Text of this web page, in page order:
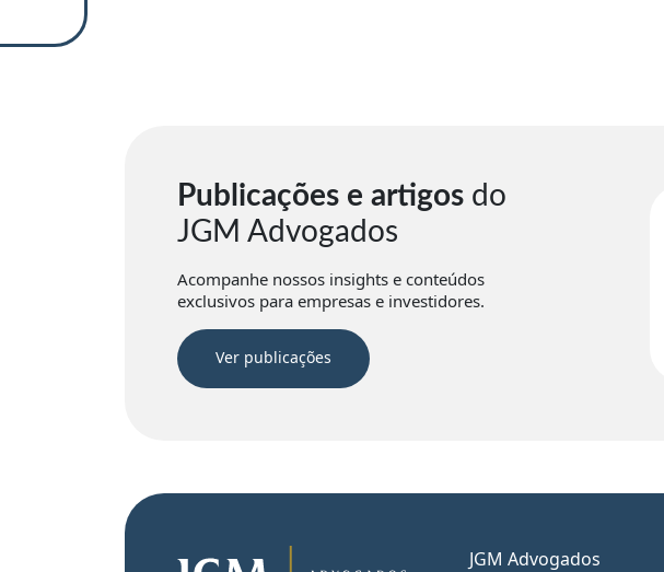
Publicações e artigos do
JGM Advogados
Acompanhe nossos insights e conteúdos
exclusivos para empresas e investidores.
Ver publicações
JGM Advogados